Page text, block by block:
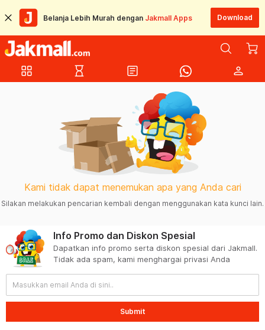
Belanja Lebih Murah dengan Jakmall Apps Download
grid_view hourglass_empty article person
Kami tidak dapat menemukan apa yang Anda cari
Silakan melakukan pencarian kembali dengan menggunakan kata kunci lain.
Info Promo dan Diskon Spesial
Dapatkan info promo serta diskon spesial dari Jakmall.
Tidak ada spam, kami menghargai privasi Anda
Submit